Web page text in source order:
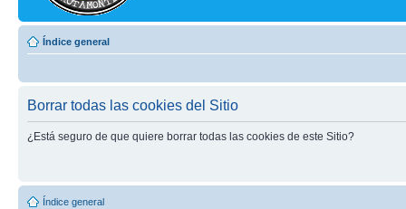
Índice general
Borrar todas las cookies del Sitio
¿Está seguro de que quiere borrar todas las cookies de este Sitio?
Índice general